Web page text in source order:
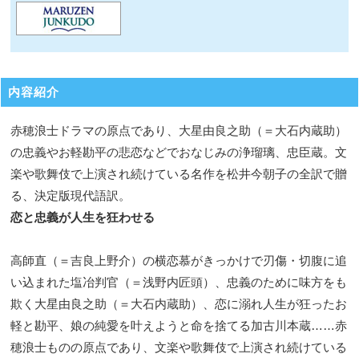
内容紹介
赤穂浪士ドラマの原点であり、大星由良之助（＝大石内蔵助）
の忠義やお軽勘平の悲恋などでおなじみの浄瑠璃、忠臣蔵。文
楽や歌舞伎で上演され続けている名作を松井今朝子の全訳で贈
る、決定版現代語訳。
恋と忠義が人生を狂わせる
高師直（＝吉良上野介）の横恋慕がきっかけで刃傷・切腹に追
い込まれた塩冶判官（＝浅野内匠頭）、忠義のために味方をも
欺く大星由良之助（＝大石内蔵助）、恋に溺れ人生が狂ったお
軽と勘平、娘の純愛を叶えようと命を捨てる加古川本蔵……赤
穂浪士ものの原点であり、文楽や歌舞伎で上演され続けている